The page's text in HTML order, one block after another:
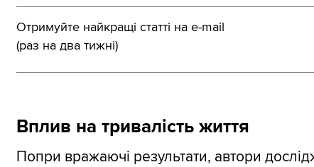
Отримуйте найкращі статті на e-mail
(раз на два тижні)
Вплив на тривалість життя
Попри вражаючі результати, автори